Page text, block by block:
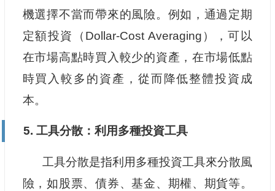
機選擇不當而帶來的風險。例如，通過定期
定額投資（Dollar-Cost Averaging），可以
在市場高點時買入較少的資產，在市場低點
時買入較多的資產，從而降低整體投資成
本。
5. 工具分散：利用多種投資工具
工具分散是指利用多種投資工具來分散風
險，如股票、債券、基金、期權、期貨等。